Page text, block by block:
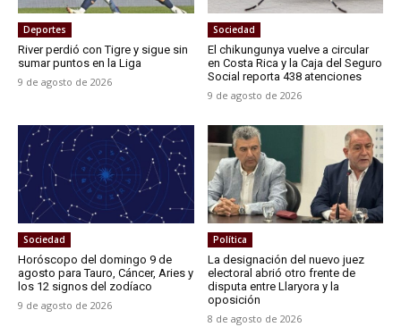
Deportes
River perdió con Tigre y sigue sin
sumar puntos en la Liga
9 de agosto de 2026
Sociedad
El chikungunya vuelve a circular
en Costa Rica y la Caja del Seguro
Social reporta 438 atenciones
9 de agosto de 2026
Sociedad
Horóscopo del domingo 9 de
agosto para Tauro, Cáncer, Aries y
los 12 signos del zodíaco
9 de agosto de 2026
Política
La designación del nuevo juez
electoral abrió otro frente de
disputa entre Llaryora y la
oposición
8 de agosto de 2026